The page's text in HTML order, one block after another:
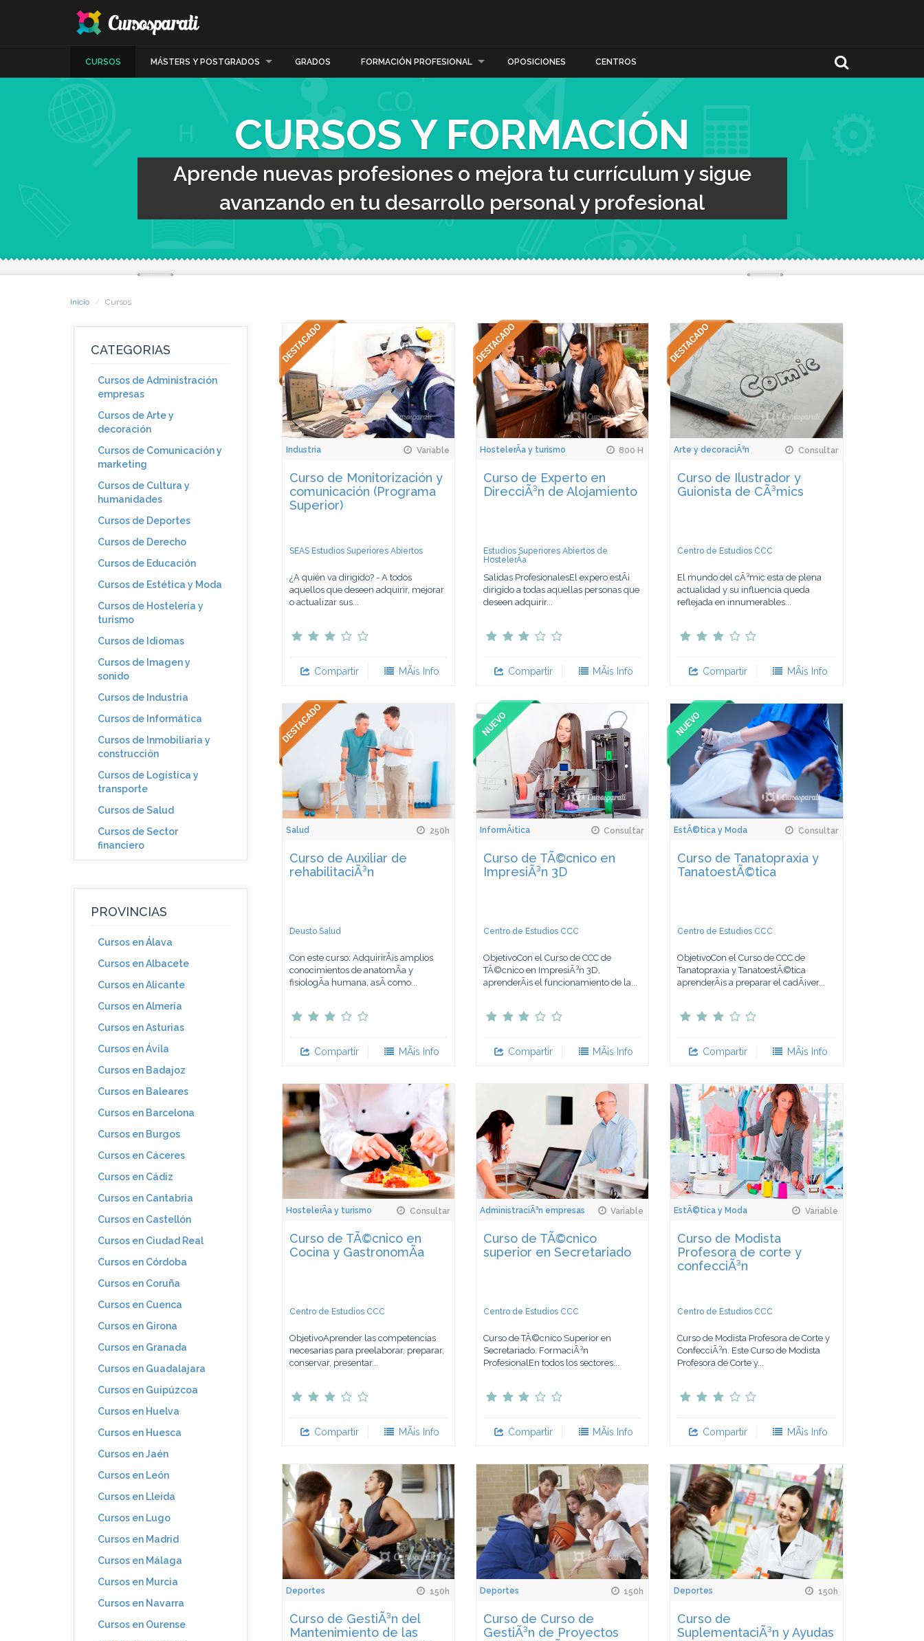
CURSOS MÁSTERS Y POSTGRADOS GRADOS FORMACIÓN PROFESIONAL OPOSICIONES CENTROS
CURSOS Y FORMACIÓN
Aprende nuevas profesiones o mejora tu currículum y sigue
avanzando en tu desarrollo personal y profesional
Inicio Cursos
CATEGORIAS
Cursos de Administración
empresas
Cursos de Arte y
decoración
Cursos de Comunicación y
marketing
Cursos de Cultura y
humanidades
Cursos de Deportes
Cursos de Derecho
Cursos de Educación
Cursos de Estética y Moda
Cursos de Hostelería y
turismo
Cursos de Idiomas
Cursos de Imagen y
sonido
Cursos de Industria
Cursos de Informática
Cursos de Inmobiliaria y
construcción
Cursos de Logística y
transporte
Cursos de Salud
Cursos de Sector
financiero
PROVINCIAS
Cursos en Álava
Cursos en Albacete
Cursos en Alicante
Cursos en Almería
Cursos en Asturias
Cursos en Ávila
Cursos en Badajoz
Cursos en Baleares
Cursos en Barcelona
Cursos en Burgos
Cursos en Cáceres
Cursos en Cádiz
Cursos en Cantabria
Cursos en Castellón
Cursos en Ciudad Real
Cursos en Córdoba
Cursos en Coruña
Cursos en Cuenca
Cursos en Girona
Cursos en Granada
Cursos en Guadalajara
Cursos en Guipúzcoa
Cursos en Huelva
Cursos en Huesca
Cursos en Jaén
Cursos en León
Cursos en Lleida
Cursos en Lugo
Cursos en Madrid
Cursos en Málaga
Cursos en Murcia
Cursos en Navarra
Cursos en Ourense
Industria Variable
Curso de Monitorización y
comunicación (Programa
Superior)
SEAS Estudios Superiores Abiertos
¿A quién va dirigido? - A todos
aquellos que deseen adquirir, mejorar
o actualizar sus...
Compartir MÃ¡s Info
HostelerÃ­a y turismo 800 H
Curso de Experto en
DirecciÃ³n de Alojamiento
Estudios Superiores Abiertos de
HostelerÃ­a
Salidas ProfesionalesEl expero estÃ¡
dirigido a todas aquellas personas que
deseen adquirir...
Compartir MÃ¡s Info
Arte y decoraciÃ³n Consultar
Curso de Ilustrador y
Guionista de CÃ³mics
Centro de Estudios CCC
El mundo del cÃ³mic esta de plena
actualidad y su influencia queda
reflejada en innumerables...
Compartir MÃ¡s Info
Salud 250h
Curso de Auxiliar de
rehabilitaciÃ³n
Deusto Salud
Con este curso: AdquirirÃ¡s amplios
conocimientos de anatomÃ­a y
fisiologÃ­a humana, asÃ­ como...
Compartir MÃ¡s Info
InformÃ¡tica Consultar
Curso de TÃ©cnico en
ImpresiÃ³n 3D
Centro de Estudios CCC
ObjetivoCon el Curso de CCC de
TÃ©cnico en ImpresiÃ³n 3D,
aprenderÃ¡s el funcionamiento de la...
Compartir MÃ¡s Info
EstÃ©tica y Moda Consultar
Curso de Tanatopraxia y
TanatoestÃ©tica
Centro de Estudios CCC
ObjetivoCon el Curso de CCC de
Tanatopraxia y TanatoestÃ©tica
aprenderÃ¡s a preparar el cadÃ¡ver...
Compartir MÃ¡s Info
HostelerÃ­a y turismo Consultar
Curso de TÃ©cnico en
Cocina y GastronomÃ­a
Centro de Estudios CCC
ObjetivoAprender las competencias
necesarias para preelaborar, preparar,
conservar, presentar...
Compartir MÃ¡s Info
AdministraciÃ³n empresas Variable
Curso de TÃ©cnico
superior en Secretariado
Centro de Estudios CCC
Curso de TÃ©cnico Superior en
Secretariado. FormaciÃ³n
ProfesionalEn todos los sectores...
Compartir MÃ¡s Info
EstÃ©tica y Moda Variable
Curso de Modista
Profesora de corte y
confecciÃ³n
Centro de Estudios CCC
Curso de Modista Profesora de Corte y
ConfecciÃ³n. Este Curso de Modista
Profesora de Corte y...
Compartir MÃ¡s Info
Deportes 150h
Curso de GestiÃ³n del
Mantenimiento de las
Deportes 150h
Curso de Curso de
GestiÃ³n de Proyectos
Deportes 150h
Curso de
SuplementaciÃ³n y Ayudas